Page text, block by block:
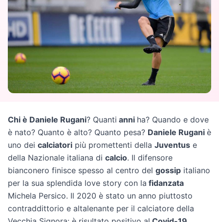
Chi è Daniele Rugani? Quanti anni ha? Quando e dove
è nato? Quanto è alto? Quanto pesa? Daniele Rugani è
uno dei calciatori più promettenti della Juventus e
della Nazionale italiana di calcio. Il difensore
bianconero finisce spesso al centro del gossip italiano
per la sua splendida love story con la fidanzata
Michela Persico. Il 2020 è stato un anno piuttosto
contraddittorio e altalenante per il calciatore della